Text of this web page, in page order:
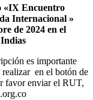
«IX Encuentro
Internacional »
de 2024 en el
es importante
realizar en el botón de
favor enviar el RUT,